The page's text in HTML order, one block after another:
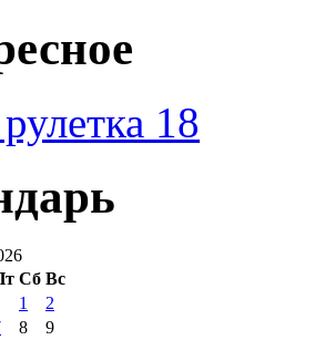
18
Сб Вс
1
2
8
9